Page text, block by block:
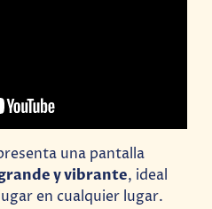
una pantalla
y vibrante, ideal
en cualquier lugar.